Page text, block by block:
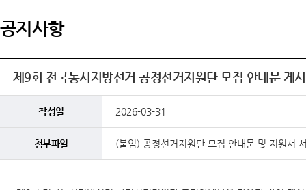
공지사항
제9회 전국동시지방선거 공정선거지원단 모집 안내문 게시
작성일 2026-03-31
첨부파일 (붙임) 공정선거지원단 모집 안내문 및 지원서